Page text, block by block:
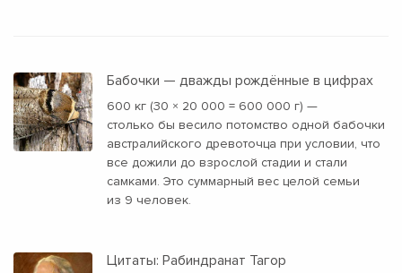
Бабочки — дважды рождённые в цифрах
600 кг (30 × 20 000 = 600 000 г) —
столько бы весило потомство одной бабочки
австралийского древоточца при условии, что
все дожили до взрослой стадии и стали
самками. Это суммарный вес целой семьи
из 9 человек.
Цитаты: Рабиндранат Тагор